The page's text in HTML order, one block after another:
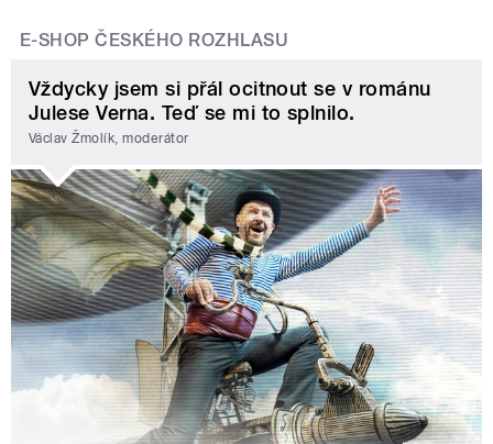
E-SHOP ČESKÉHO ROZHLASU
Vždycky jsem si přál ocitnout se v románu
Julese Verna. Teď se mi to splnilo.
Václav Žmolík, moderátor